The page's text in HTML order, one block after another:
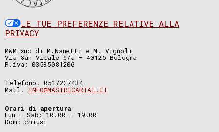
LE TUE PREFERENZE RELATIVE ALLA
PRIVACY
M&M snc di M.Nanetti e M. Vignoli
Via San Vitale 9/a – 40125 Bologna
P.iva: 03535081206
Telefono. 051/237434
Mail. INFO@MASTRICARTAI.IT
Orari di apertura
Lun – Sab: 10.00 – 19.00
Dom: chiusi